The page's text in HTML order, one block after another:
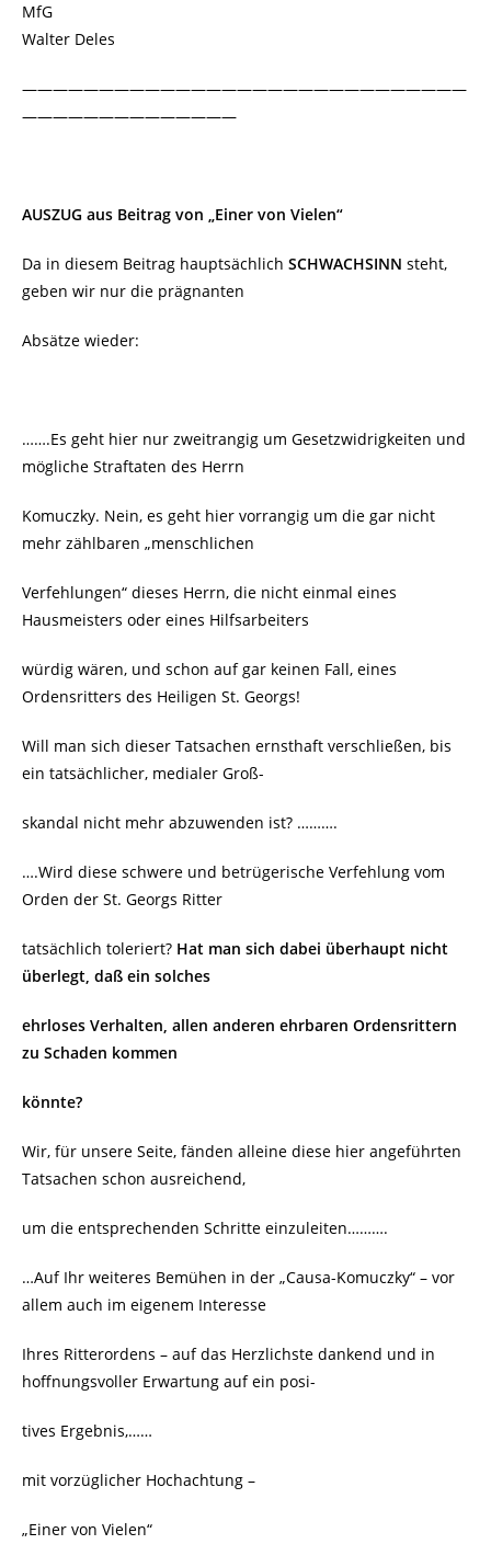
MfG
Walter Deles
—————————————————————————————
——————————————
AUSZUG aus Beitrag von „Einer von Vielen“
Da in diesem Beitrag hauptsächlich SCHWACHSINN steht,
geben wir nur die prägnanten
Absätze wieder:
…….Es geht hier nur zweitrangig um Gesetzwidrigkeiten und
mögliche Straftaten des Herrn
Komuczky. Nein, es geht hier vorrangig um die gar nicht
mehr zählbaren „menschlichen
Verfehlungen“ dieses Herrn, die nicht einmal eines
Hausmeisters oder eines Hilfsarbeiters
würdig wären, und schon auf gar keinen Fall, eines
Ordensritters des Heiligen St. Georgs!
Will man sich dieser Tatsachen ernsthaft verschließen, bis
ein tatsächlicher, medialer Groß-
skandal nicht mehr abzuwenden ist? ……….
….Wird diese schwere und betrügerische Verfehlung vom
Orden der St. Georgs Ritter
tatsächlich toleriert? Hat man sich dabei überhaupt nicht
überlegt, daß ein solches
ehrloses Verhalten, allen anderen ehrbaren Ordensrittern
zu Schaden kommen
könnte?
Wir, für unsere Seite, fänden alleine diese hier angeführten
Tatsachen schon ausreichend,
um die entsprechenden Schritte einzuleiten……….
…Auf Ihr weiteres Bemühen in der „Causa-Komuczky“ – vor
allem auch im eigenem Interesse
Ihres Ritterordens – auf das Herzlichste dankend und in
hoffnungsvoller Erwartung auf ein posi-
tives Ergebnis,……
mit vorzüglicher Hochachtung –
„Einer von Vielen“